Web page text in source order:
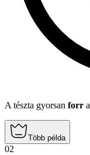
A tészta gyorsan forr
Több példa
02